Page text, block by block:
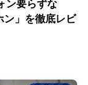
ン要らずな
ン」を徹底レビ